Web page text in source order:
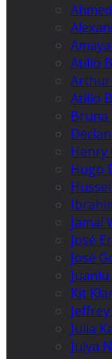
Atilio
Arthur
Atilio
Bruna
Henry
Hugo
Jamal
José
José
Kit
Julia
Julya